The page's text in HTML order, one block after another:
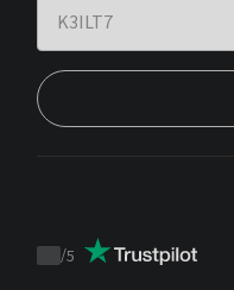
Trustpilot
/5